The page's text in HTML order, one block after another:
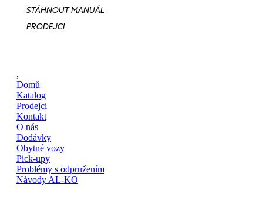
STÁHNOUT MANUÁL
PRODEJCI
,
Domů
Katalog
Prodejci
Kontakt
O nás
Dodávky
Obytné vozy
Pick-upy
Problémy s odpružením
Návody AL-KO